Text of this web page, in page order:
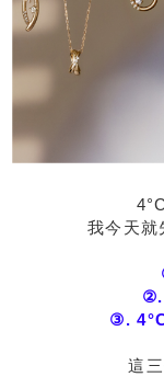
我今天就
②.
③.
這